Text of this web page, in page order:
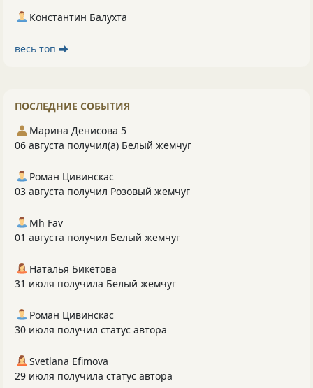
Константин Балухта
весь топ ⮕
ПОСЛЕДНИЕ СОБЫТИЯ
Марина Денисова 5
06 августа получил(а) Белый жемчуг
Роман Цивинскас
03 августа получил Розовый жемчуг
Mh Fav
01 августа получил Белый жемчуг
Наталья Бикетова
31 июля получила Белый жемчуг
Роман Цивинскас
30 июля получил статус автора
Svetlana Efimova
29 июля получила статус автора